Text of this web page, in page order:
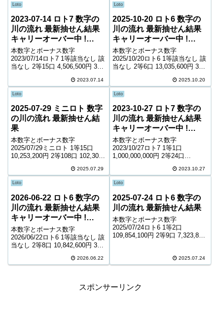
Loto
2023-07-14 ロト7 数字の
川の流れ 最新抽せん結果
キャリーオーバー中 !
527,312,195円
本数字とボーナス数字
2023/07/14ロト7 1等該当なし 該
当なし 2等15口 4,506,500円 3等
7,600円 5等102,958口 1,300円 6
等180,894口 900円 ...
2023.07.14
Loto
2025-10-20 ロト6 数字の
川の流れ 最新抽せん結果
キャリーオーバー中 !
484,403,623円
本数字とボーナス数字
2025/10/20ロト6 1等該当なし 該
当なし 2等6口 13,035,600円 3等
6,400円 5等212,520口 1,000円
キャリーオーバー 484,40...
2025.10.20
Loto
2025-07-29 ミニロト 数字
の川の流れ 最新抽せん結
果
本数字とボーナス数字
2025/07/29ミニロト 1等15口
10,253,200円 2等108口 102,300
59,577口 800円 ＊抽せんの結果
は最終的に発売元の発表のもの
と照合して下さい...
2025.07.29
Loto
2023-10-27 ロト7 数字の
川の流れ 最新抽せん結果
キャリーオーバー中 !
1,257,626,450円
本数字とボーナス数字
2023/10/27ロト7 1等1口
1,000,000,000円 2等24口
4等9,142口 7,800円 5等130,819
口 1,300円 6等230,48...
2023.10.27
Loto
2026-06-22 ロト6 数字の
川の流れ 最新抽せん結果
キャリーオーバー中 !
744,495,484円
本数字とボーナス数字
2026/06/22ロト6 1等該当なし 該
当なし 2等8口 10,842,600円 3等
7,600円 5等213,988口 1,000円
2026.06.22
Loto
2025-07-24 ロト6 数字の
川の流れ 最新抽せん結果
本数字とボーナス数字
2025/07/24ロト6 1等2口
109,854,100円 2等9口 7,323,800
1,000円 キャリーオーバー 0...
2025.07.24
スポンサーリンク